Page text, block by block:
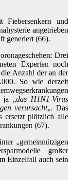
und
angetrieben
generiert (66).
Drei
Experten noch
Anzahl der an der
So wie derzeit
ja „das H1N1-Virus
verursacht„. Das
ersetzt plötzlich alle
(67).
„gemeinnützigen
großer
Einzelfall auch sein